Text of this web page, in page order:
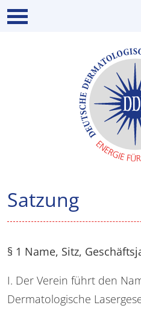
Satzung
§ 1 Name, Sitz,
I. Der Verein führt den
Dermatologische